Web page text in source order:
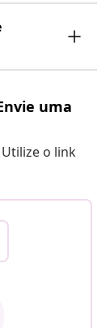
uma
o link